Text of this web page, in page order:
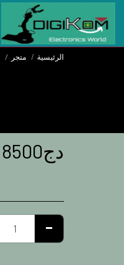
الرئيسية متجر
8500دج